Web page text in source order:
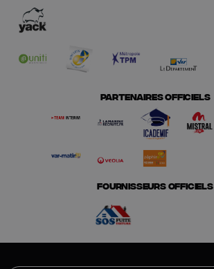
PARTENAIRES OFFICIELS
FOURNISSEURS OFFICIELS